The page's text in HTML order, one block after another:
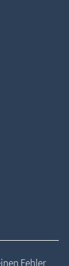
Fehler